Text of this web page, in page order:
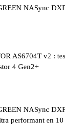
NASync
AS6704T v2 :
4 Gen2+
NASync
performant en 10